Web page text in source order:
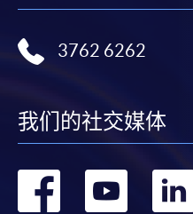
3762 6262
我们的社交媒体
转 转